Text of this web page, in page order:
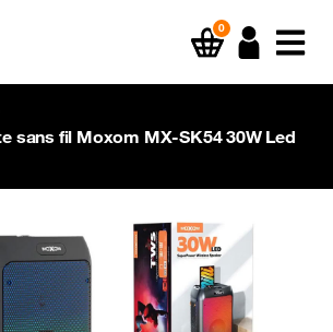
0
sans fil Moxom MX-SK54 30W Led